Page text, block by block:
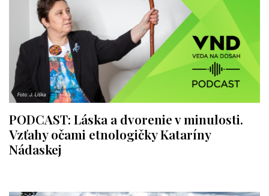
PODCAST: Láska a dvorenie v minulosti.
Vzťahy očami etnologičky Kataríny
Nádaskej